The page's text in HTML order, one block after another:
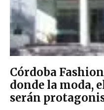
Córdoba
donde la moda,
serán